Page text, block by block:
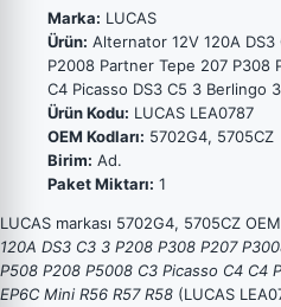
Marka: LUCAS
Ürün: Alternator 12V 120A
P2008 Partner Tepe 207 P308
C4 Picasso DS3 C5 3 Berlingo
Ürün Kodu: LUCAS LEA0787
OEM Kodları: 5702G4, 5705CZ
Birim: Ad.
Paket Miktarı: 1
LUCAS markası 5702G4, 5705CZ
120A DS3 C3 3 P208 P308 P207
P508 P208 P5008 C3 Picasso C4 C4
EP6C Mini R56 R57 R58 (LUCAS